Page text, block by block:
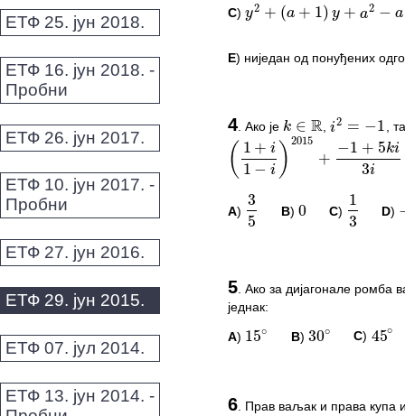
ЕТФ 25. јун 2018.
ЕТФ 16. јун 2018. -
Пробни
ЕТФ 26. јун 2017.
ЕТФ 10. јун 2017. -
Пробни
ЕТФ 27. јун 2016.
ЕТФ 29. јун 2015.
ЕТФ 07. јул 2014.
ЕТФ 13. јун 2014. -
C) y2+(a +1) y+ a2 − a+1=0
E) ниједан од понуђених
Овај задатак нема
*Морате бити логовани
4. Ако је k∈R ,i2= −1 ,
(1 − i ) +
3i
−
(1 +i1−i)2015 1+5 ki3i−1
A)
3
5
35 B)
0
0 C)
1
13 D)
Овај задатак нема
*Морате бити логовани
5 Ако за дијагонале ромба
једнак:
A)
15∘
15∘ B)
30∘
30∘ C)
45∘
45∘
6 Прав ваљак и права купа